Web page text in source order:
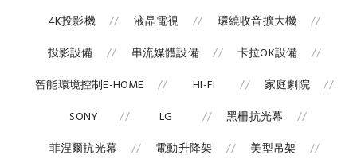
4K投影機
液晶電視
環繞收音擴大機
投影設備
串流媒體設備
卡拉OK設備
智能環境控制E-HOME
HI-FI
家庭劇院
SONY
LG
黑柵抗光幕
菲涅爾抗光幕
電動升降架
美型吊架